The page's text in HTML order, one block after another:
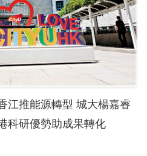
轉型 城大楊嘉睿
化學催化研究 讚港科研優勢助成果轉化